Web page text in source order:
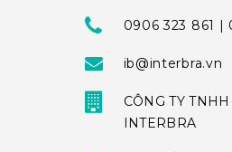
0906 323 861 |
ib@interbra.vn
CÔNG TY
INTERBRA